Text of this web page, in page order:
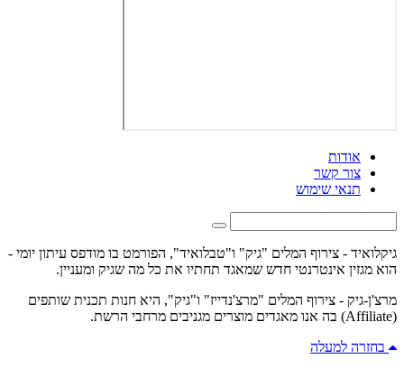
אודות
צור קשר
תנאי שימוש
גיקלואיד - צירוף המלים "גיק" ו"טבלואיד", הפורמט בו מודפס עיתון יומי -
הוא מגזין אינטרנטי חדש שמאגד תחתיו את כל מה שגיק ומעניין.
מרצ'ן-גיק - צירוף המלים "מרצ'נדייז" ו"גיק", היא חנות תכנית שותפים
(Affiliate) בה אנו מאגדים מוצרים מגניבים מרחבי הרשת.
בחזרה למעלה